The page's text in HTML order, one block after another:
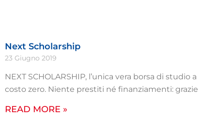
Next Scholarship
23 Giugno 2019
NEXT SCHOLARSHIP, l’unica vera borsa di studio a
costo zero. Niente prestiti né finanziamenti: grazie
READ MORE »